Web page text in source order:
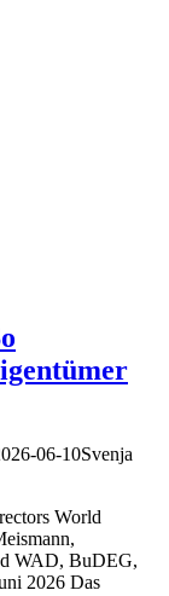
06-10Svenja
World
WAD, BuDEG,
2026 Das